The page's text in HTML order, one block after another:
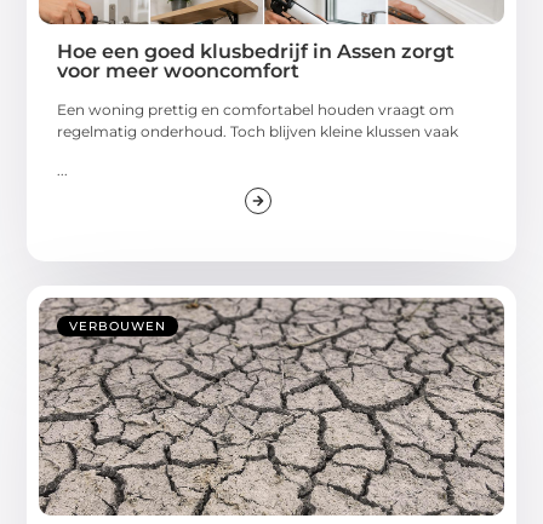
Hoe een goed klusbedrijf in Assen zorgt
voor meer wooncomfort
Een woning prettig en comfortabel houden vraagt om
regelmatig onderhoud. Toch blijven kleine klussen vaak
...
VERBOUWEN